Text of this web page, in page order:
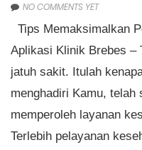
NO COMMENTS YET
Tips Memaksimalkan
Aplikasi Klinik Brebes –
jatuh sakit. Itulah
menghadiri Kamu, telah
memperoleh layanan
Terlebih pelayanan